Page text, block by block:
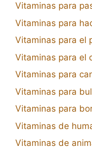
Vitaminas para
Vitaminas para
Vitaminas para el
Vitaminas para el
Vitaminas para
Vitaminas para
Vitaminas para
Vitaminas de
Vitaminas de